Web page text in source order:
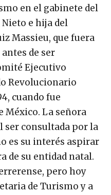
en el gabinete del
e hija del
Massieu, que fuera
de ser
Ejecutivo
Revolucionario
cuando fue
México. La señora
ser consultada por la
es su interés aspirar
de su entidad natal.
pero hoy
de Turismo y a